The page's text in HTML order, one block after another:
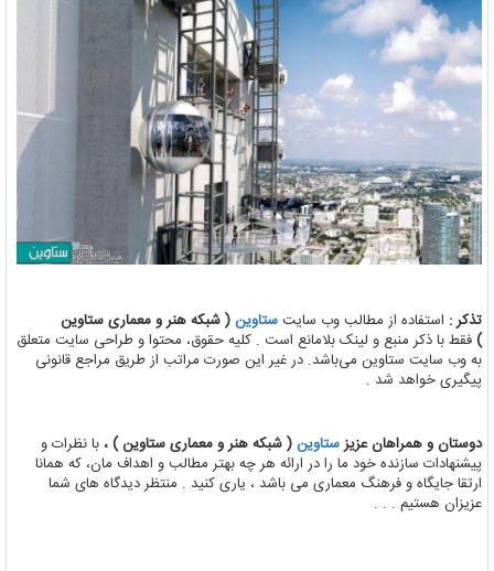
تذکر : استفاده از مطالب وب سایتستاوین( شبکه هنر و معماری ستاوین
)فقط با ذکر منبع و لینک بلامانع است . کلیه حقوق، محتوا و طراحی سایت متعلق
به وب سایت ستاوین می‌باشد. در غیر این صورت مراتب از طریق مراجع قانونی
پیگیری خواهد شد .
دوستان و همراهان عزیزستاوین( شبکه هنر و معماری ستاوین ) ، با نظرات و
پیشنهادات سازنده خود ما را در ارائه هر چه بهتر مطالب و اهداف مان، که همانا
ارتقا جایگاه و فرهنگ معماری می باشد ، یاری کنید . منتظر دیدگاه های شما
عزیزان هستیم . . .